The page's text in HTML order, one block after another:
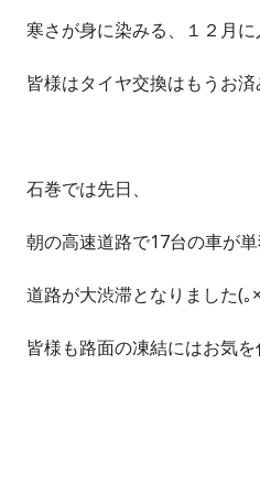
寒さが身に染みる、１２月
皆様はタイヤ交換はもうお済
石巻では先日、
朝の高速道路で17台の車が単
道路が大渋滞となりました(
皆様も路面の凍結にはお気を